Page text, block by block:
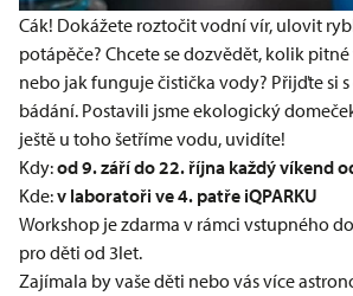
Cák! Dokážete roztočit vodní vír, ulovit
potápěče? Chcete se dozvědět, kolik
nebo jak funguje čistička vody? Přijďte si
bádání. Postavili jsme ekologický
ještě u toho šetříme vodu, uvidíte!
Kdy:od 9. září do 22. října každý víkend
Kde:v laboratoři ve 4. patře iQPARKU
Workshop je zdarma v rámci vstupného
pro děti od 3let.
Zajímala by vaše děti nebo vás více